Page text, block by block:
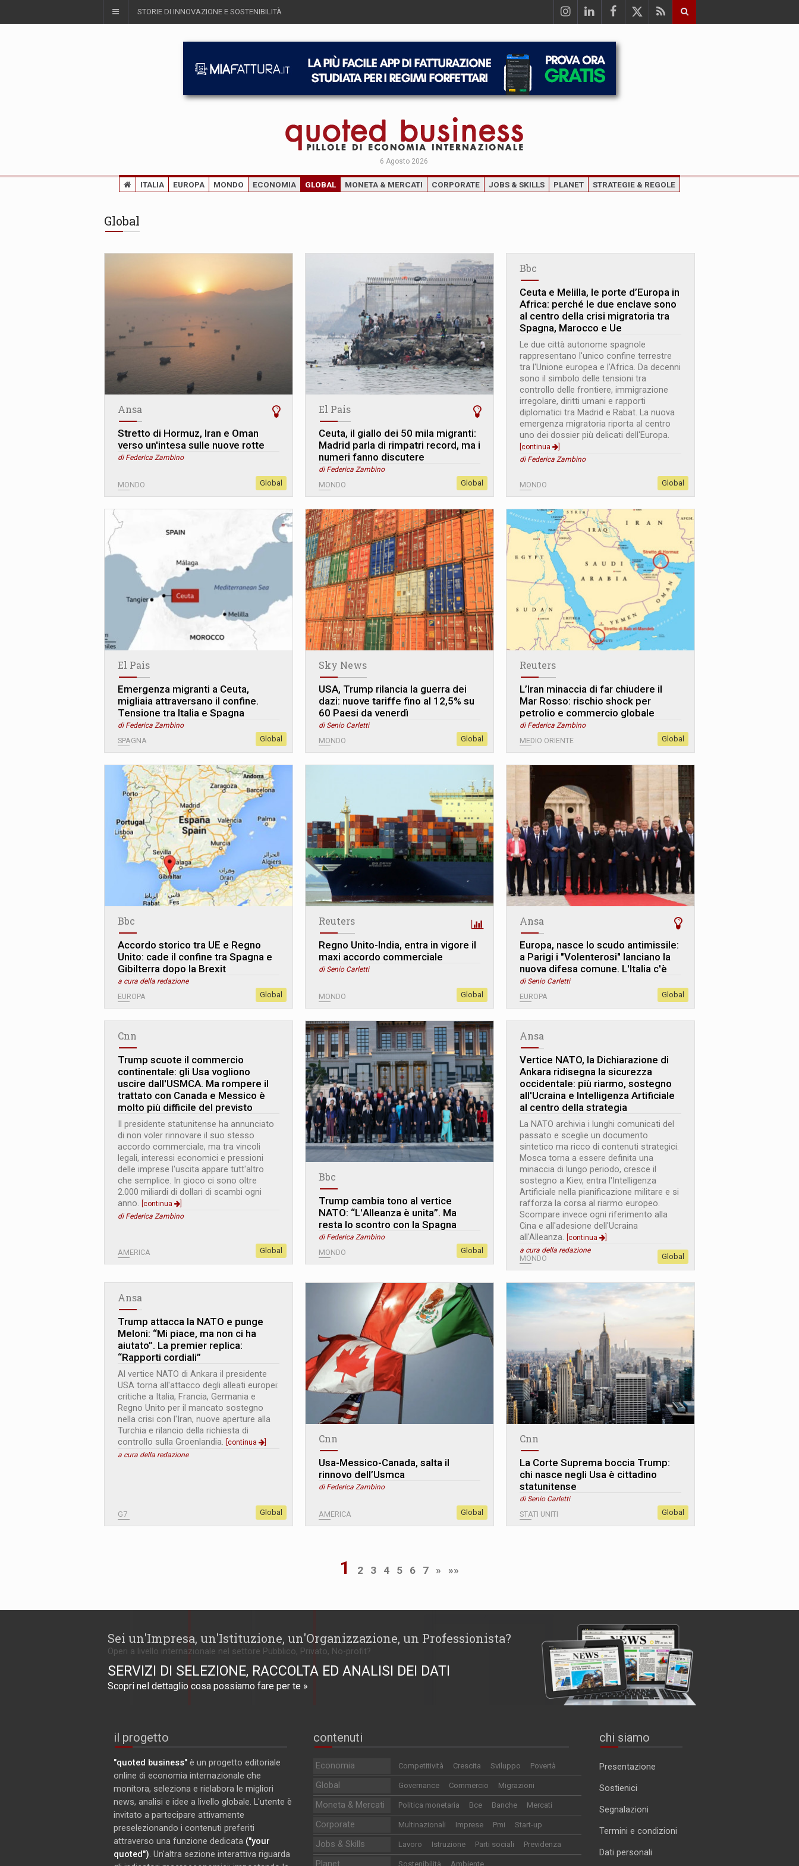
STORIE DI INNOVAZIONE E SOSTENIBILITÀ
6 Agosto 2026
ITALIA EUROPA MONDO ECONOMIA GLOBAL MONETA & MERCATI CORPORATE JOBS & SKILLS PLANET STRATEGIE & REGOLE
Global
Ansa
Stretto di Hormuz, Iran e Oman
verso un'intesa sulle nuove rotte
di Federica Zambino
MONDO Global
El Pais
Ceuta, il giallo dei 50 mila migranti:
Madrid parla di rimpatri record, ma i
numeri fanno discutere
di Federica Zambino
MONDO Global
Bbc
Ceuta e Melilla, le porte d’Europa in
Africa: perché le due enclave sono
al centro della crisi migratoria tra
Spagna, Marocco e Ue
Le due città autonome spagnole
rappresentano l'unico confine terrestre
tra l'Unione europea e l'Africa. Da decenni
sono il simbolo delle tensioni tra
controllo delle frontiere, immigrazione
irregolare, diritti umani e rapporti
diplomatici tra Madrid e Rabat. La nuova
emergenza migratoria riporta al centro
uno dei dossier più delicati dell'Europa.
[continua
]
di Federica Zambino
MONDO Global
El Pais
Emergenza migranti a Ceuta,
migliaia attraversano il confine.
Tensione tra Italia e Spagna
di Federica Zambino
SPAGNA Global
Sky News
USA, Trump rilancia la guerra dei
dazi: nuove tariffe fino al 12,5% su
60 Paesi da venerdì
di Senio Carletti
MONDO Global
Reuters
L’Iran minaccia di far chiudere il
Mar Rosso: rischio shock per
petrolio e commercio globale
di Federica Zambino
MEDIO ORIENTE Global
Bbc
Accordo storico tra UE e Regno
Unito: cade il confine tra Spagna e
Gibilterra dopo la Brexit
a cura della redazione
EUROPA Global
Reuters
Regno Unito-India, entra in vigore il
maxi accordo commerciale
di Senio Carletti
MONDO Global
Ansa
Europa, nasce lo scudo antimissile:
a Parigi i "Volenterosi" lanciano la
nuova difesa comune. L'Italia c'è
di Senio Carletti
EUROPA Global
Cnn
Trump scuote il commercio
continentale: gli Usa vogliono
uscire dall'USMCA. Ma rompere il
trattato con Canada e Messico è
molto più difficile del previsto
Il presidente statunitense ha annunciato
di non voler rinnovare il suo stesso
accordo commerciale, ma tra vincoli
legali, interessi economici e pressioni
delle imprese l'uscita appare tutt'altro
che semplice. In gioco ci sono oltre
2.000 miliardi di dollari di scambi ogni
anno. [continua
di Federica Zambino
AMERICA Global
Bbc
Trump cambia tono al vertice
NATO: “L'Alleanza è unita”. Ma
resta lo scontro con la Spagna
di Federica Zambino
MONDO Global
Ansa
Vertice NATO, la Dichiarazione di
Ankara ridisegna la sicurezza
occidentale: più riarmo, sostegno
all'Ucraina e Intelligenza Artificiale
al centro della strategia
La NATO archivia i lunghi comunicati del
passato e sceglie un documento
sintetico ma ricco di contenuti strategici.
Mosca torna a essere definita una
minaccia di lungo periodo, cresce il
sostegno a Kiev, entra l'Intelligenza
Artificiale nella pianificazione militare e si
rafforza la corsa al riarmo europeo.
Scompare invece ogni riferimento alla
Cina e all'adesione dell'Ucraina
all'Alleanza. [continua
]
a cura della redazione
MONDO Global
Ansa
Trump attacca la NATO e punge
Meloni: “Mi piace, ma non ci ha
aiutato”. La premier replica:
“Rapporti cordiali”
Al vertice NATO di Ankara il presidente
USA torna all'attacco degli alleati europei:
critiche a Italia, Francia, Germania e
Regno Unito per il mancato sostegno
nella crisi con l'Iran, nuove aperture alla
Turchia e rilancio della richiesta di
controllo sulla Groenlandia. [continua
a cura della redazione
G7 Global
Cnn
Usa-Messico-Canada, salta il
rinnovo dell’Usmca
di Federica Zambino
AMERICA Global
Cnn
La Corte Suprema boccia Trump:
chi nasce negli Usa è cittadino
statunitense
di Senio Carletti
STATI UNITI Global
1 2 3 4 5 6 7 » »»
Sei un'Impresa, un'Istituzione, un'Organizzazione, un Professionista?
Operi a livello internazionale nel settore Pubblico, Privato, No-profit?
SERVIZI DI SELEZIONE, RACCOLTA ED ANALISI DEI DATI
Scopri nel dettaglio cosa possiamo fare per te »
il progetto
"quoted business" è un progetto editoriale
online di economia internazionale che
monitora, seleziona e rielabora le migliori
news, analisi e idee a livello globale. L'utente è
invitato a partecipare attivamente
preselezionando i contenuti preferiti
attraverso una funzione dedicata ("your
quoted"). Un'altra sezione interattiva riguarda
contenuti
Economia Competitività Crescita Sviluppo Povertà
Global Governance Commercio Migrazioni
Moneta & Mercati Politica monetaria Bce Banche Mercati
Corporate Multinazionali Imprese Pmi Start-up
Jobs & Skills Lavoro Istruzione Parti sociali Previdenza
Sostenibilità Ambiente
chi siamo
Presentazione
Sostienici
Segnalazioni
Termini e condizioni
Dati personali